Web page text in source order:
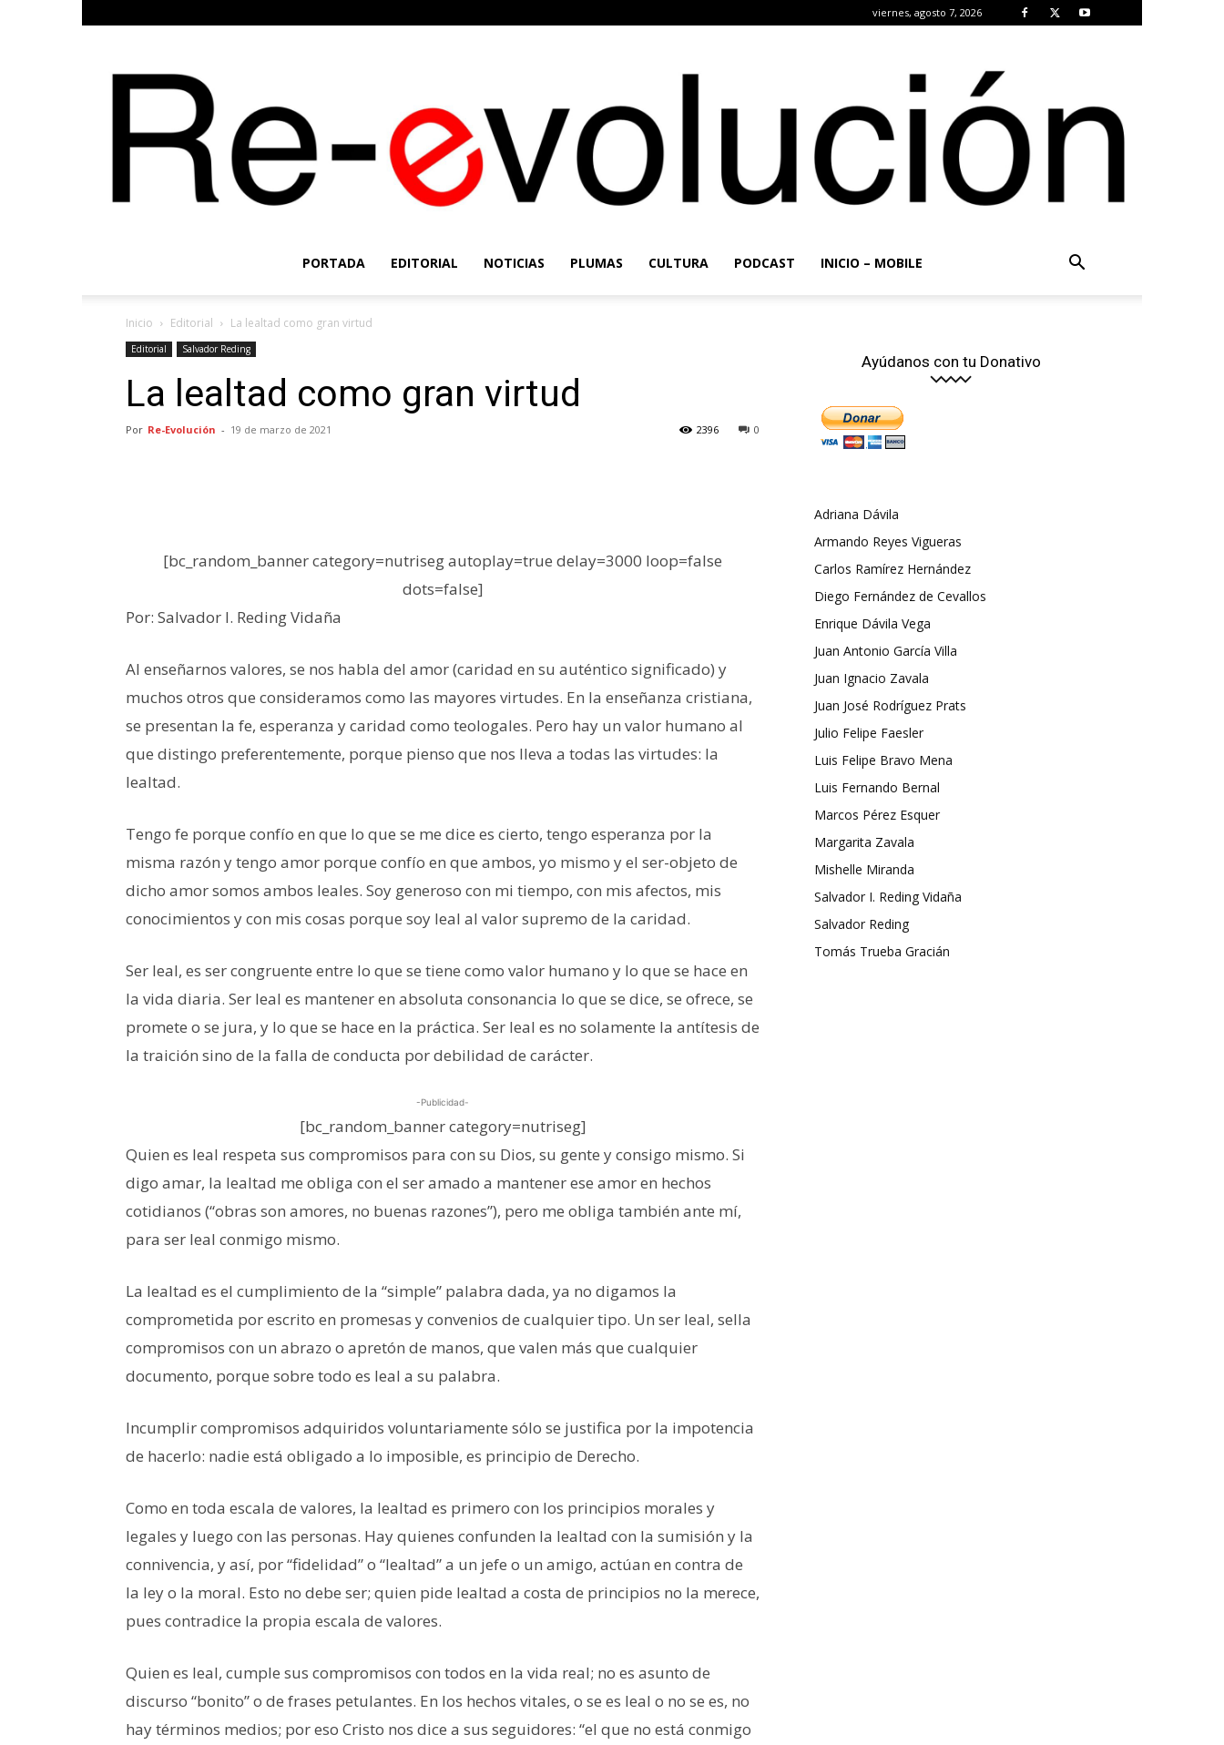
viernes, agosto 7, 2026
PORTADA EDITORIAL NOTICIAS PLUMAS CULTURA PODCAST INICIO – MOBILE
Inicio Editorial La lealtad como gran virtud
Editorial Salvador Reding
La lealtad como gran virtud
Por Re-Evolución - 19 de marzo de 2021 0
2396
[bc_random_banner category=nutriseg autoplay=true delay=3000 loop=false
dots=false]
Por: Salvador I. Reding Vidaña
Al enseñarnos valores, se nos habla del amor (caridad en su auténtico significado) y
muchos otros que consideramos como las mayores virtudes. En la enseñanza cristiana,
se presentan la fe, esperanza y caridad como teologales. Pero hay un valor humano al
que distingo preferentemente, porque pienso que nos lleva a todas las virtudes: la
lealtad.
Tengo fe porque confío en que lo que se me dice es cierto, tengo esperanza por la
misma razón y tengo amor porque confío en que ambos, yo mismo y el ser-objeto de
dicho amor somos ambos leales. Soy generoso con mi tiempo, con mis afectos, mis
conocimientos y con mis cosas porque soy leal al valor supremo de la caridad.
Ser leal, es ser congruente entre lo que se tiene como valor humano y lo que se hace en
la vida diaria. Ser leal es mantener en absoluta consonancia lo que se dice, se ofrece, se
promete o se jura, y lo que se hace en la práctica. Ser leal es no solamente la antítesis de
la traición sino de la falla de conducta por debilidad de carácter.
-Publicidad-
[bc_random_banner category=nutriseg]
Quien es leal respeta sus compromisos para con su Dios, su gente y consigo mismo. Si
digo amar, la lealtad me obliga con el ser amado a mantener ese amor en hechos
cotidianos (“obras son amores, no buenas razones”), pero me obliga también ante mí,
para ser leal conmigo mismo.
La lealtad es el cumplimiento de la “simple” palabra dada, ya no digamos la
comprometida por escrito en promesas y convenios de cualquier tipo. Un ser leal, sella
compromisos con un abrazo o apretón de manos, que valen más que cualquier
documento, porque sobre todo es leal a su palabra.
Incumplir compromisos adquiridos voluntariamente sólo se justifica por la impotencia
de hacerlo: nadie está obligado a lo imposible, es principio de Derecho.
Como en toda escala de valores, la lealtad es primero con los principios morales y
legales y luego con las personas. Hay quienes confunden la lealtad con la sumisión y la
connivencia, y así, por “fidelidad” o “lealtad” a un jefe o un amigo, actúan en contra de
la ley o la moral. Esto no debe ser; quien pide lealtad a costa de principios no la merece,
pues contradice la propia escala de valores.
Quien es leal, cumple sus compromisos con todos en la vida real; no es asunto de
discurso “bonito” o de frases petulantes. En los hechos vitales, o se es leal o no se es, no
hay términos medios; por eso Cristo nos dice a sus seguidores: “el que no está conmigo
Ayúdanos con tu Donativo
Adriana Dávila
Armando Reyes Vigueras
Carlos Ramírez Hernández
Diego Fernández de Cevallos
Enrique Dávila Vega
Juan Antonio García Villa
Juan Ignacio Zavala
Juan José Rodríguez Prats
Julio Felipe Faesler
Luis Felipe Bravo Mena
Luis Fernando Bernal
Marcos Pérez Esquer
Margarita Zavala
Mishelle Miranda
Salvador I. Reding Vidaña
Salvador Reding
Tomás Trueba Gracián